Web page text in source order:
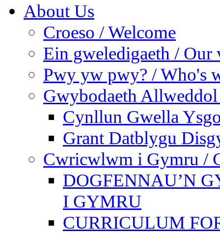
About Us
Croeso / Welcome
Ein gweledigaeth / Our
Pwy yw pwy? / Who's
Gwybodaeth
Cynllun Gwella
Grant Datblygu
Cwricwlwm i Gymru /
DOGFENNAU’N
I GYMRU
CURRICULUM